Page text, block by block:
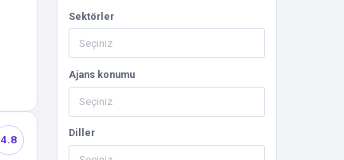
4.8
Sektörler
Ajans konumu
Diller